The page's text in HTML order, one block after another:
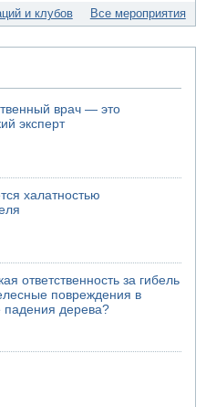
противоракетной
Гилад Эрдан объявит в
партии
и клубов Все мероприятия
врач — это
эксперт
халатностью
ответственность за гибель
повреждения в
падения дерева?